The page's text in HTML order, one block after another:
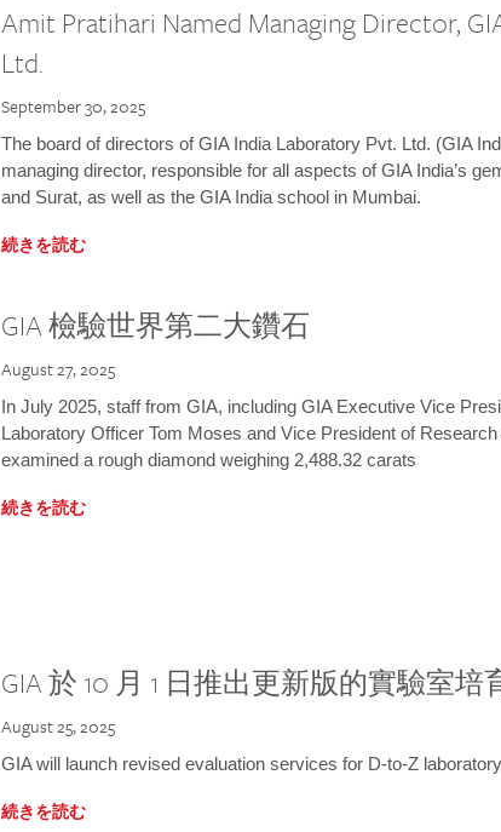
Amit Pratihari Named Managing Director,
Ltd.
September 30, 2025
The board of directors of GIA India Laboratory Pvt. Ltd. (GIA
managing director, responsible for all aspects of GIA India’s
and Surat, as well as the GIA India school in Mumbai.
続きを読む
GIA 檢驗世界第二大鑽石
August 27, 2025
In July 2025, staff from GIA, including GIA Executive Vice
Laboratory Officer Tom Moses and Vice President of
examined a rough diamond weighing 2,488.32 carats
続きを読む
GIA 於 10 月 1 日推出更新版的實驗室培
August 25, 2025
GIA will launch revised evaluation services for D-to-Z
続きを読む